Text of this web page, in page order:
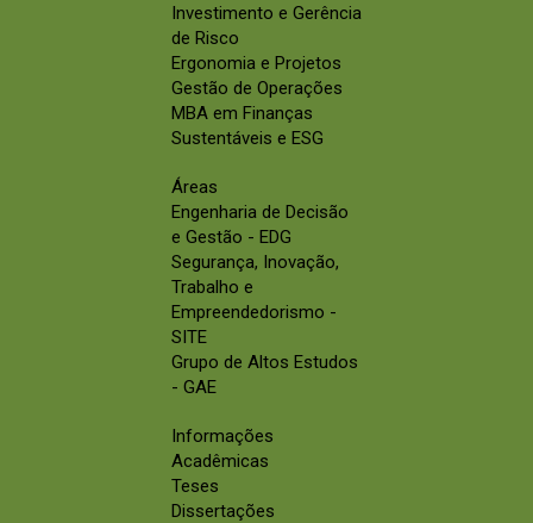
Investimento e Gerência
de Risco
Ergonomia e Projetos
Gestão de Operações
MBA em Finanças
Sustentáveis e ESG
Áreas
Engenharia de Decisão
e Gestão - EDG
Segurança, Inovação,
Trabalho e
Empreendedorismo -
SITE
Grupo de Altos Estudos
- GAE
Informações
Acadêmicas
Teses
Dissertações